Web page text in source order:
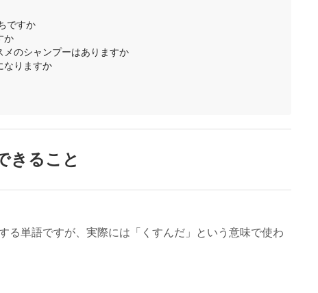
ですか
か
のシャンプーはありますか
なりますか
きること
る単語ですが、実際には「くすんだ」という意味で使わ